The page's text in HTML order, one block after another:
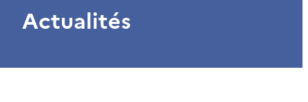
Actualités